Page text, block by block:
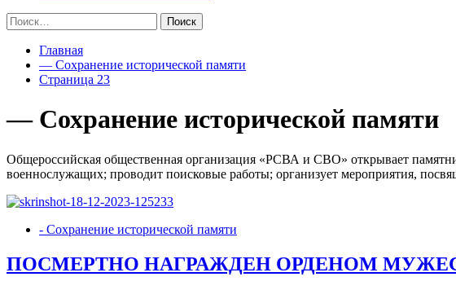
Найти:
Главная
— Сохранение исторической памяти
Страница 23
— Сохранение исторической памяти
Общероссийская общественная организация «РСВА и СВО» открывает
военнослужащих; проводит поисковые работы; организует мероприятия,
- Сохранение исторической памяти
ПОСМЕРТНО НАГРАЖДЕН ОРДЕНОМ